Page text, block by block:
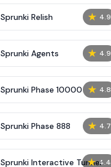
★ 4.9
Sprunki Relish
★ 4.9
Sprunki Agents
★ 4.8
Sprunki Phase 10000
★ 4.7
Sprunki Phase 888
★ 4.4
Sprunki Interactive Tunner